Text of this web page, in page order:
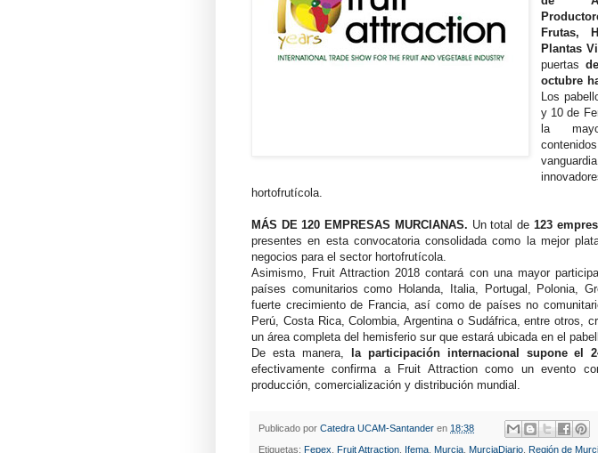
Frutas,
Plantas
puertas
octubre
Los
y 10 de
la
hortofrutícola.
MÁS DE 120 EMPRESAS MURCIANAS. Un total de 123
presentes en esta convocatoria consolidada como la mejor
negocios para el sector hortofrutícola.
Asimismo, Fruit Attraction 2018 contará con una mayor
países comunitarios como Holanda, Italia, Portugal, Polonia,
fuerte crecimiento de Francia, así como de países no
Perú, Costa Rica, Colombia, Argentina o Sudáfrica, entre otros,
un área completa del hemisferio sur que estará ubicada en el
De esta manera,
la participación internacional supone el
efectivamente confirma a Fruit Attraction como un evento
producción, comercialización y distribución mundial.
Publicado por Catedra UCAM-Santander en 18:38
Etiquetas: Fepex Fruit Attraction Ifema Murcia MurciaDiario Región de